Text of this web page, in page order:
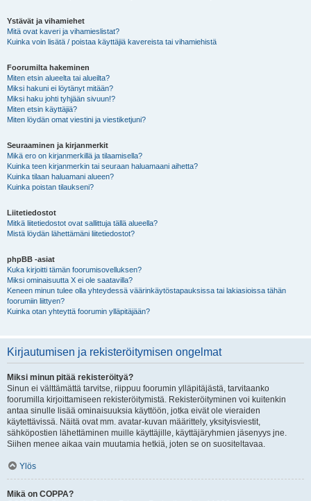
Ystävät ja vihamiehet
Mitä ovat kaveri ja vihamieslistat?
Kuinka voin lisätä / poistaa käyttäjiä kavereista tai vihamiehistä
Foorumilta hakeminen
Miten etsin alueelta tai alueilta?
Miksi hakuni ei löytänyt mitään?
Miksi haku johti tyhjään sivuun!?
Miten etsin käyttäjiä?
Miten löydän omat viestini ja viestiketjuni?
Seuraaminen ja kirjanmerkit
Mikä ero on kirjanmerkillä ja tilaamisella?
Kuinka teen kirjanmerkin tai seuraan haluamaani aihetta?
Kuinka tilaan haluamani alueen?
Kuinka poistan tilaukseni?
Liitetiedostot
Mitkä liitetiedostot ovat sallittuja tällä alueella?
Mistä löydän lähettämäni liitetiedostot?
phpBB -asiat
Kuka kirjoitti tämän foorumisovelluksen?
Miksi ominaisuutta X ei ole saatavilla?
Keneen minun tulee olla yhteydessä väärinkäytöstapauksissa tai lakiasioissa tähän
foorumiin liittyen?
Kuinka otan yhteyttä foorumin ylläpitäjään?
Kirjautumisen ja rekisteröitymisen ongelmat
Miksi minun pitää rekisteröityä?
Sinun ei välttämättä tarvitse, riippuu foorumin ylläpitäjästä, tarvitaanko
foorumilla kirjoittamiseen rekisteröitymistä. Rekisteröityminen voi kuitenkin
antaa sinulle lisää ominaisuuksia käyttöön, jotka eivät ole vieraiden
käytettävissä. Näitä ovat mm. avatar-kuvan määrittely, yksityisviestit,
sähköpostien lähettäminen muille käyttäjille, käyttäjäryhmien jäsenyys jne.
Siihen menee aikaa vain muutamia hetkiä, joten se on suositeltavaa.
Ylös
Mikä on COPPA?